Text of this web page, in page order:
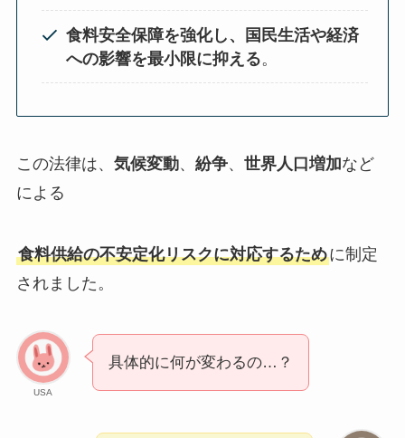
食料安全保障を強化し、国民生活や経済
への影響を最小限に抑える。
この法律は、 気候変動、 紛争、 世界人口増加など
による
食料供給の不安定化リスクに対応するために制定
されました。
USA
具体的に何が変わるの…？